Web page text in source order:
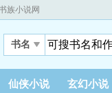
族小说网
书名
仙侠小说 玄幻小说